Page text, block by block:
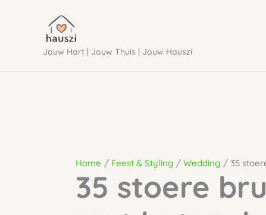
Jouw Hart | Jouw Thuis | Jouw Hauszi
Home Feest & Styling Wedding 35
35 stoere